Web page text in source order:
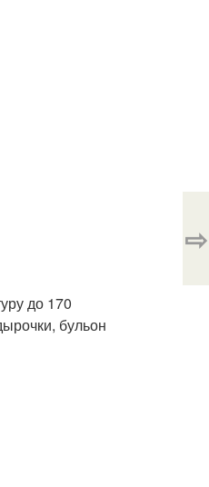
до 170
бульон
⇨